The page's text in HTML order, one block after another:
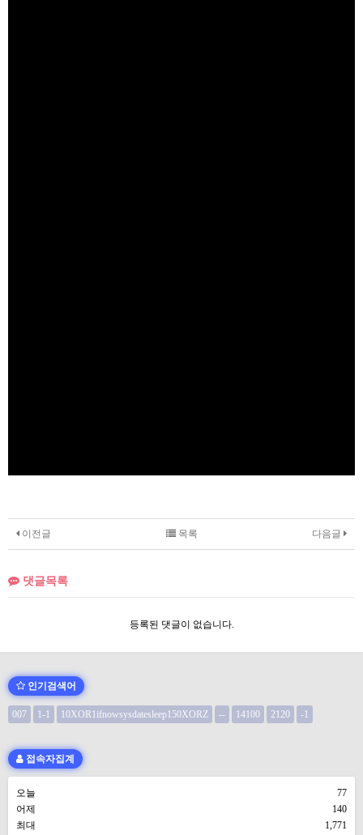
이전글 다음글
목록
댓글목록
등록된 댓글이 없습니다.
인기검색어
007 1-1 10XOR1ifnowsysdatesleep150XORZ -- 14100 2120 -1
접속자집계
오늘
77
어제
140
최대
1,771